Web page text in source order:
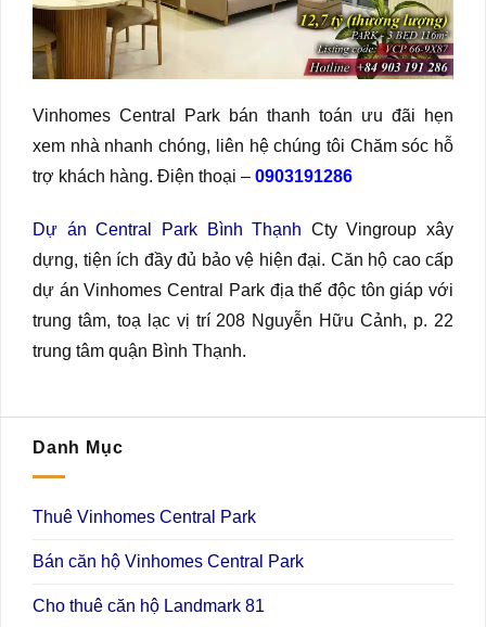
Vinhomes Central Park bán thanh toán ưu đãi hẹn
xem nhà nhanh chóng, liên hệ chúng tôi Chăm sóc hỗ
trợ khách hàng. Điện thoại – 0903191286
Dự án Central Park Bình Thạnh Cty Vingroup xây
dựng, tiện ích đầy đủ bảo vệ hiện đại. Căn hộ cao cấp
dự án Vinhomes Central Park địa thế độc tôn giáp với
trung tâm, toạ lạc vị trí 208 Nguyễn Hữu Cảnh, p. 22
trung tâm quận Bình Thạnh.
Danh Mục
Thuê Vinhomes Central Park
Bán căn hộ Vinhomes Central Park
Cho thuê căn hộ Landmark 81